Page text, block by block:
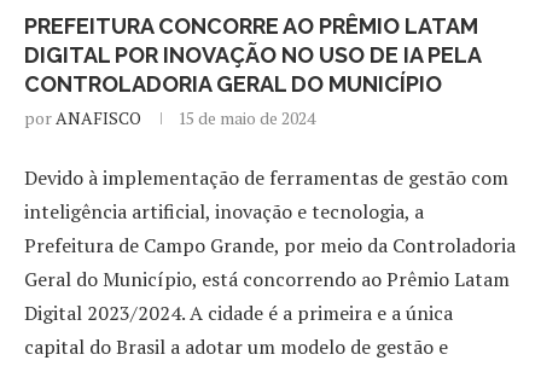
PREFEITURA CONCORRE AO PRÊMIO LATAM
DIGITAL POR INOVAÇÃO NO USO DE IA PELA
CONTROLADORIA GERAL DO MUNICÍPIO
porANAFISCO 15 de maio de 2024
Devido à implementação de ferramentas de gestão com
inteligência artificial, inovação e tecnologia, a
Prefeitura de Campo Grande, por meio da Controladoria
Geral do Município, está concorrendo ao Prêmio Latam
Digital 2023/2024. A cidade é a primeira e a única
capital do Brasil a adotar um modelo de gestão e